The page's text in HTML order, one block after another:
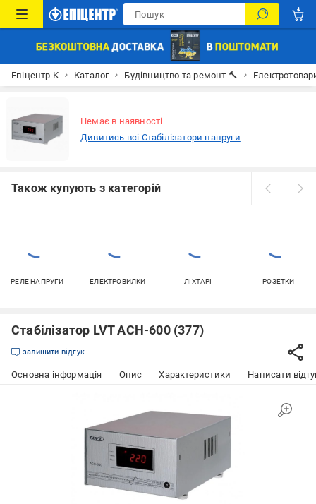
Епіцентр К Каталог Будівництво та ремонт 🔨
Немає в наявності
Дивитись всі Стабілізатори напруги
Також купують з категорій
РЕЛЕ НАПРУГИ ЕЛЕКТРОВИЛКИ ЛІХТАРІ РОЗЕТКИ
Стабілізатор LVT АСН-600 (377)
залишити відгук
Основна інформація Опис Характеристики Написати